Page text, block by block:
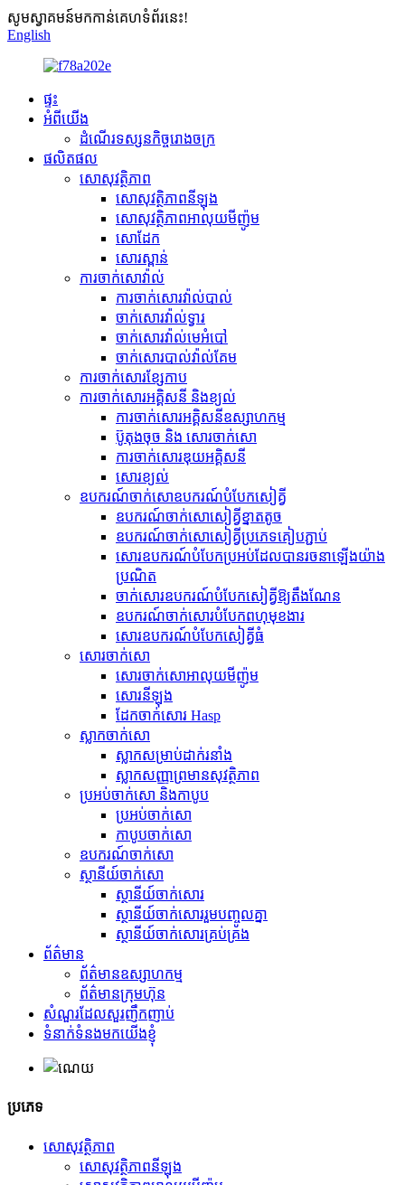
សូមស្វាគមន៍មកកាន់គេហទំព័រនេះ!
English
ផ្ទះ
អំពីយើង
ដំណើរទស្សនកិច្ចរោងចក្រ
ផលិតផល
សោសុវត្ថិភាព
សោសុវត្ថិភាពនីឡុង
សោសុវត្ថិភាពអាលុយមីញ៉ូម
សោដែក
សោរស្ពាន់
ការចាក់សោវ៉ាល់
ការចាក់សោរវ៉ាល់បាល់
ចាក់សោរវ៉ាល់ទ្វារ
ចាក់សោរវ៉ាល់មេអំបៅ
ចាក់សោរបាល់វ៉ាល់គែម
ការចាក់សោរខ្សែកាប
ការចាក់សោរអគ្គិសនី និងខ្យល់
ការចាក់សោរអគ្គិសនីឧស្សាហកម្ម
ប៊ូតុងចុច និង សោរចាក់សោ
ការចាក់សោរឌុយអគ្គិសនី
សោរ​ខ្យល់
ឧបករណ៍​ចាក់សោ​ឧបករណ៍​បំបែក​សៀគ្វី
ឧបករណ៍​ចាក់សោ​សៀគ្វី​ខ្នាតតូច
ឧបករណ៍​ចាក់សោ​សៀគ្វី​ប្រភេទ​គៀប​ភ្ជាប់
សោរ​ឧបករណ៍​បំបែក​ប្រអប់​ដែល​បាន​រចនា​ឡើង​យ៉ាង​
ប្រណិត
ចាក់សោរឧបករណ៍បំបែកសៀគ្វីឱ្យតឹងណែន
ឧបករណ៍ចាក់សោរបំបែកពហុមុខងារ
សោរ​ឧបករណ៍​បំបែក​សៀគ្វី​ធំ
សោរចាក់សោ
សោរចាក់សោអាលុយមីញ៉ូម
សោរ​នីឡុង
ដែកចាក់សោរ Hasp
ស្លាកចាក់សោ
ស្លាក​សម្រាប់​ដាក់​រនាំង
ស្លាកសញ្ញាព្រមានសុវត្ថិភាព
ប្រអប់ចាក់សោ និងកាបូប
ប្រអប់ចាក់សោ
កាបូបចាក់សោ
ឧបករណ៍ចាក់សោ
ស្ថានីយ៍ចាក់សោ
ស្ថានីយ៍ចាក់សោរ
ស្ថានីយ៍ចាក់សោររួមបញ្ចូលគ្នា
ស្ថានីយ៍ចាក់សោរគ្រប់គ្រង
ព័ត៌មាន
ព័ត៌មានឧស្សាហកម្ម
ព័ត៌មានក្រុមហ៊ុន
សំណួរដែលសួរញឹកញាប់
ទំនាក់ទំនងមកយើងខ្ញុំ
ប្រភេទ
សោសុវត្ថិភាព
សោសុវត្ថិភាពនីឡុង